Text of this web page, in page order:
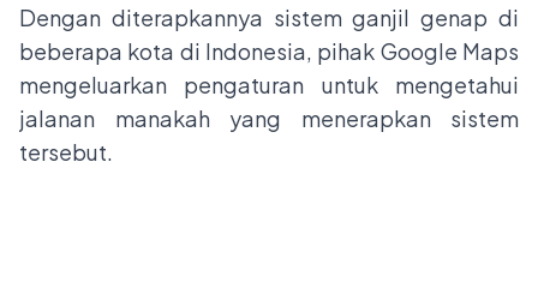
Dengan diterapkannya sistem ganjil genap di
beberapa kota di Indonesia, pihak Google Maps
mengeluarkan pengaturan untuk mengetahui
jalanan manakah yang menerapkan sistem
tersebut.